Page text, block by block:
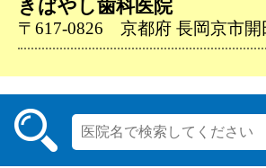
きばやし歯科医院
〒617-0826 京都府 長岡京市開